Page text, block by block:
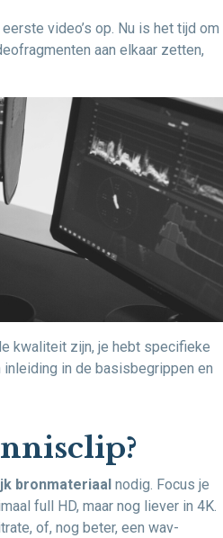
video’s op. Nu is het tijd om
aan elkaar zetten,
kwaliteit zijn, je hebt specifieke
in de basisbegrippen en
bronmateriaal nodig. Focus je
full HD, maar nog liever in 4K.
of, nog beter, een wav-